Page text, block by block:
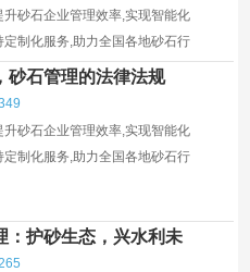
砂石企业管理效率,实现智能化
制化服务,助力全国各地砂石行
砂石管理的法律法规
砂石企业管理效率,实现智能化
制化服务,助力全国各地砂石行
：护砂生态，兴水利未